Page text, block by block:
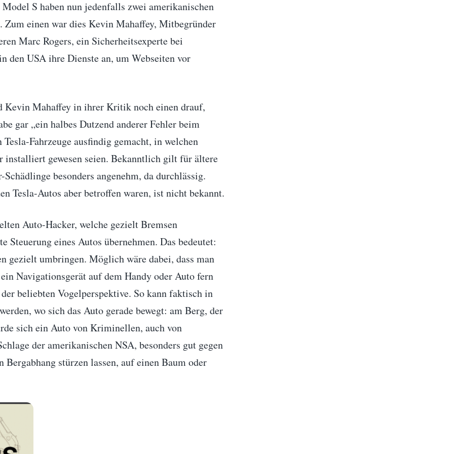
S haben nun jedenfalls zwei amerikanischen
einen war dies Kevin Mahaffey, Mitbegründer
Marc Rogers, ein Sicherheitsexperte bei
den USA ihre Dienste an, um Webseiten vor
Kevin Mahaffey in ihrer Kritik noch einen drauf,
gar „ein halbes Dutzend anderer Fehler beim
Fahrzeuge ausfindig gemacht, in welchen
installiert gewesen seien. Bekanntlich gilt für ältere
besonders angenehm, da durchlässig.
Tesla-Autos aber betroffen waren, ist nicht bekannt.
Auto-Hacker, welche gezielt Bremsen
Steuerung eines Autos übernehmen. Das bedeutet:
gezielt umbringen. Möglich wäre dabei, dass man
Navigationsgerät auf dem Handy oder Auto fern
beliebten Vogelperspektive. So kann faktisch in
wo sich das Auto gerade bewegt: am Berg, der
sich ein Auto von Kriminellen, auch von
der amerikanischen NSA, besonders gut gegen
stürzen lassen, auf einen Baum oder